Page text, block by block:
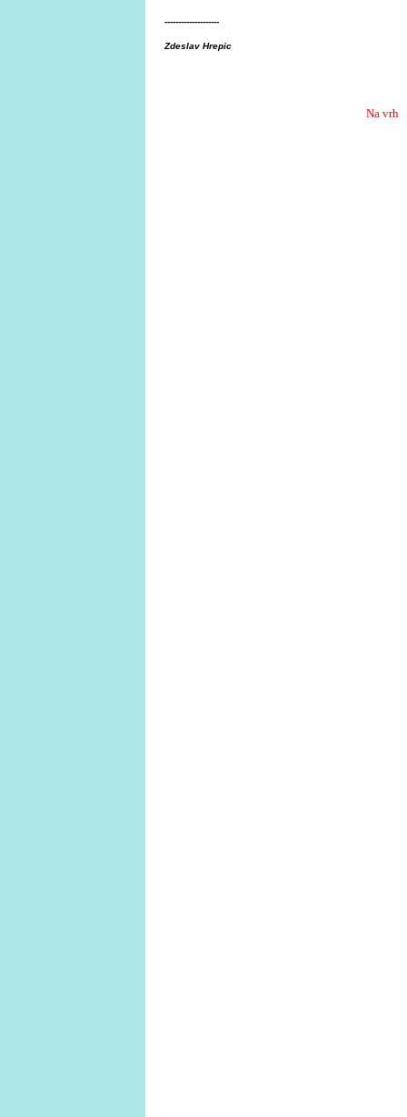
--------------------
Zdeslav Hrepic
Na vrh